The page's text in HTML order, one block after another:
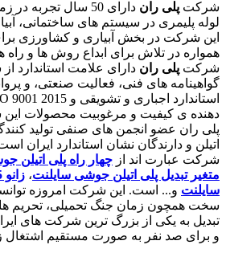
شرکت پلی ران
دارای 50 سال تجربه
لوله پلیمری در سیستم های ساختمانی،
این شرکت در بخش آبیاری و کشاورزی
همواره در تلاش برای ابداع روش ها و راه
شرکت پلی ران دارای علامت استاندارد
گواهینامه های فنی، فعالیت صنعتی، و
دهنده ی کیفیت و مرغوبیت محصولات
پلی ران عضو انجمن های صنفی تولید
اتیلن و دارندگان نشان استاندارد ایران
شرکت عبارت اند از چهار راه پلی اتیلن
متغیر تبدیل پلی اتیلن جوشی سایلنت،
سایلنت و... است. این شرکت امروزه
سخت همچون زمان جنگ تحمیلی، تحریم
تبدیل به یکی از بزرگ ترین شرکت های
و برای صد نفر به صورت مستقیم اشتغال